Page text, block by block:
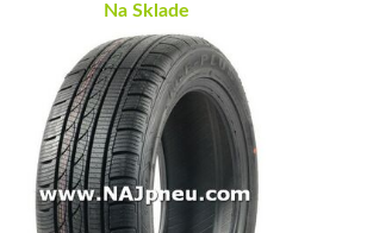
Na Sklade